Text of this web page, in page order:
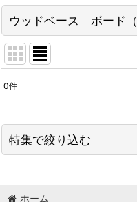
ウッドベース ボード（
並び順 :
0件
特集で絞り込む
ホーム